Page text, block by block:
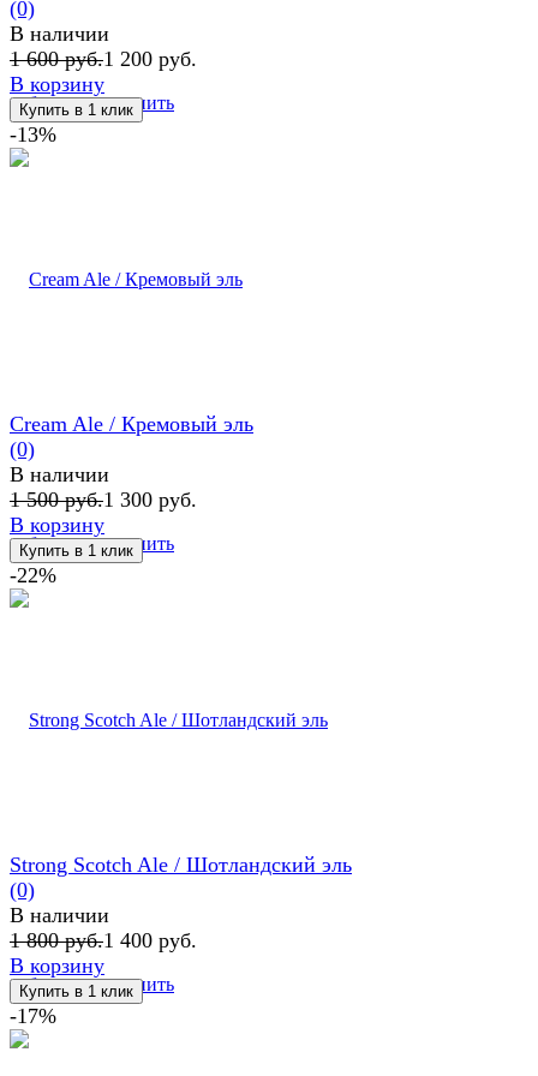
избранное сравнить
(0)
В наличии
1 600 руб.1 200 руб.
В корзину
-13%
избранное сравнить
Cream Ale / Кремовый эль
(0)
В наличии
1 500 руб.1 300 руб.
В корзину
-22%
избранное сравнить
Strong Scotch Ale / Шотландский эль
(0)
В наличии
1 800 руб.1 400 руб.
В корзину
-17%